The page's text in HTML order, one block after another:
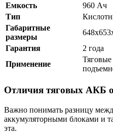
Емкость
960 Ач
Тип
Габаритные
размеры
Гарантия
2 года
Применение
Тяговые
Отличия тяговых АКБ
Важно понимать разницу
аккумуляторными блоками и
эта.